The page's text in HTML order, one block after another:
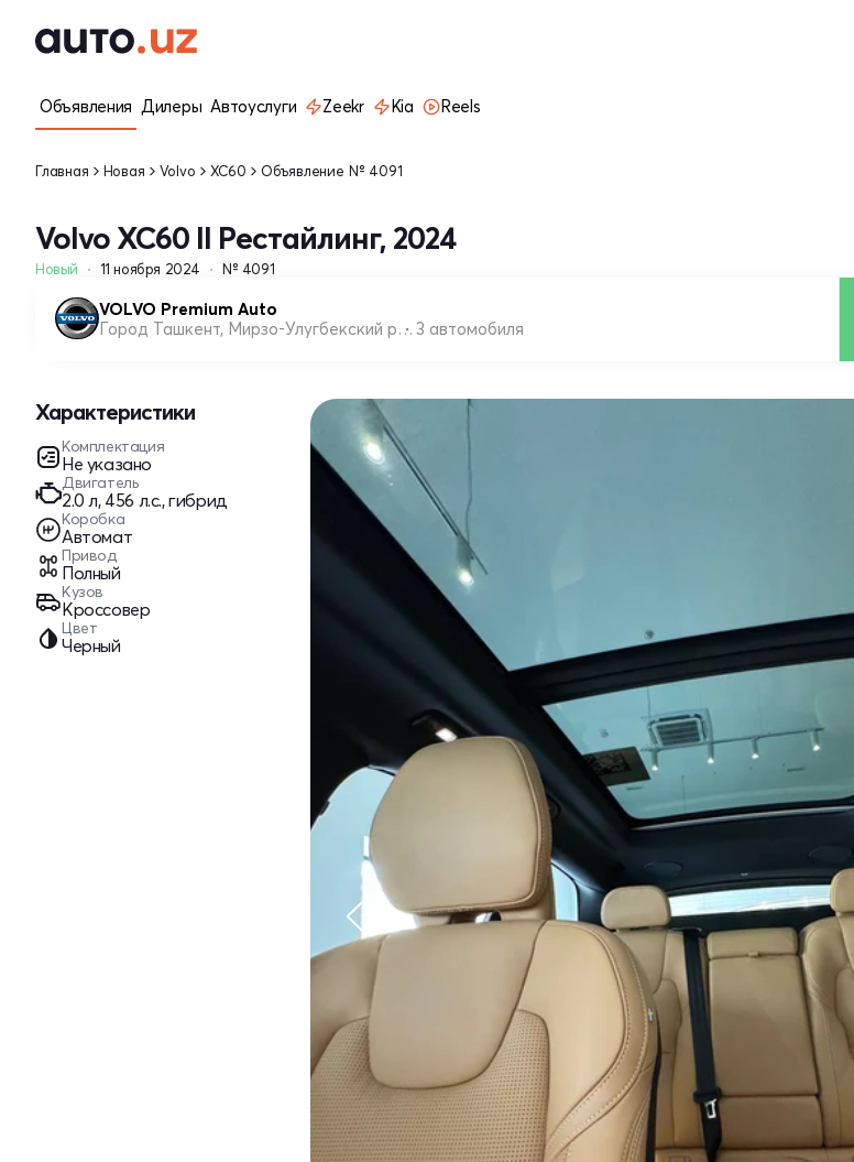
Объявления Дилеры Автоуслуги Zeekr Kia Reels
Главная Новая Volvo XC60 Объявление № 4091
Volvo XC60 II Рестайлинг, 2024
Новый 11 ноября 2024 № 4091
VOLVO Premium Auto
Город Ташкент, Мирзо-Улугбекский район 3 автомобиля
Характеристики
Комплектация
Не указано
Двигатель
2.0 л, 456 л.с., гибрид
Коробка
Автомат
Привод
Полный
Кузов
Кроссовер
Цвет
Черный